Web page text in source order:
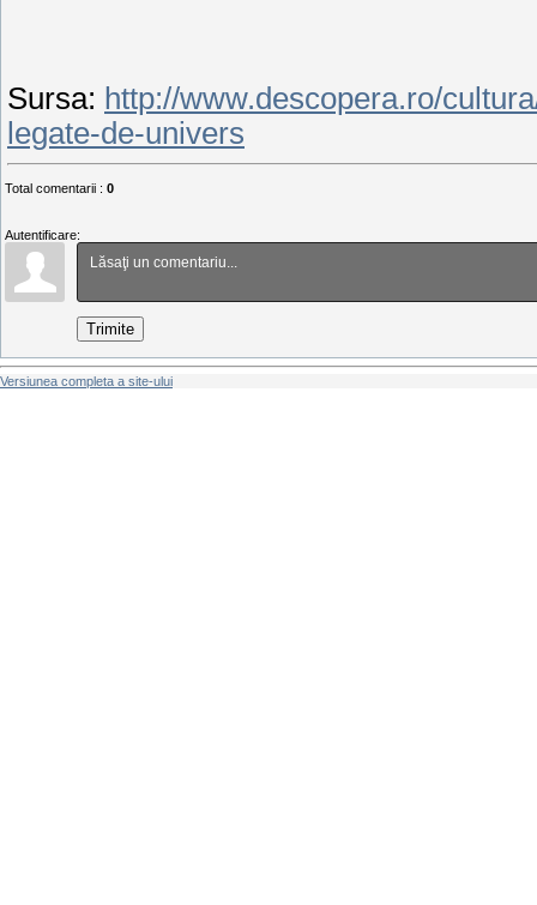
Sursa: http://www.descopera.ro/
legate-de-univers
Total comentarii : 0
Autentificare:
Trimite
Versiunea completa a site-ului